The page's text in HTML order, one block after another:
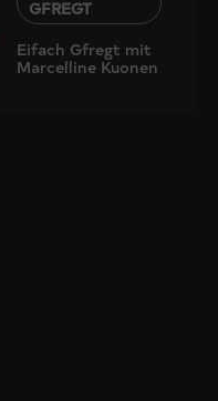
GFREGT
Eifach Gfregt mit
Marcelline Kuonen